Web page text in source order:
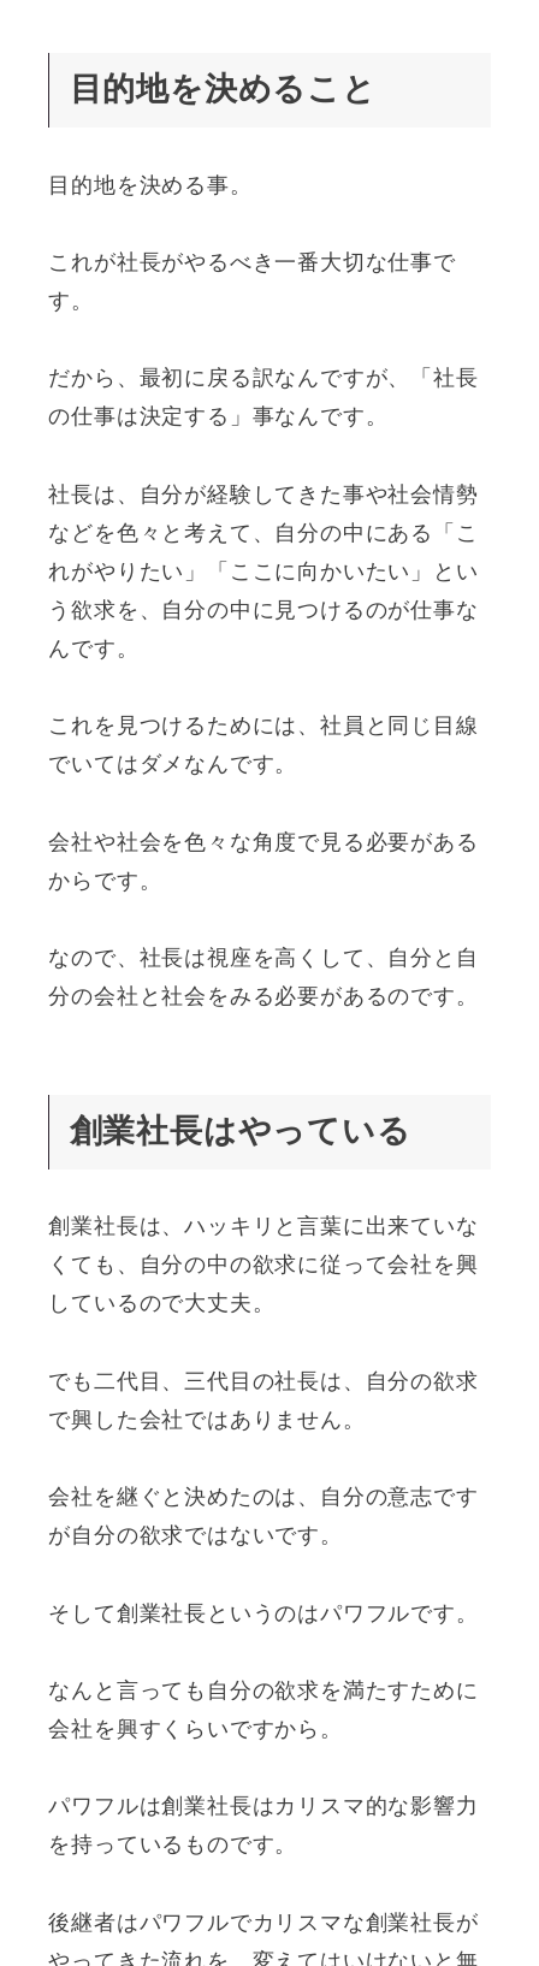
目的地を決めること
目的地を決める事。
これが社長がやるべき一番大切な仕事で
す。
だから、最初に戻る訳なんですが、「社長
の仕事は決定する」事なんです。
社長は、自分が経験してきた事や社会情勢
などを色々と考えて、自分の中にある「こ
れがやりたい」「ここに向かいたい」とい
う欲求を、自分の中に見つけるのが仕事な
んです。
これを見つけるためには、社員と同じ目線
でいてはダメなんです。
会社や社会を色々な角度で見る必要がある
からです。
なので、社長は視座を高くして、自分と自
分の会社と社会をみる必要があるのです。
創業社長はやっている
創業社長は、ハッキリと言葉に出来ていな
くても、自分の中の欲求に従って会社を興
しているので大丈夫。
でも二代目、三代目の社長は、自分の欲求
で興した会社ではありません。
会社を継ぐと決めたのは、自分の意志です
が自分の欲求ではないです。
そして創業社長というのはパワフルです。
なんと言っても自分の欲求を満たすために
会社を興すくらいですから。
パワフルは創業社長はカリスマ的な影響力
を持っているものです。
後継者はパワフルでカリスマな創業社長が